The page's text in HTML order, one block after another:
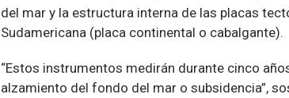
del mar y la estructura interna de las placas
Sudamericana (placa continental o cabalgante).
“Estos instrumentos medirán durante cinco
alzamiento del fondo del mar o subsidencia”,